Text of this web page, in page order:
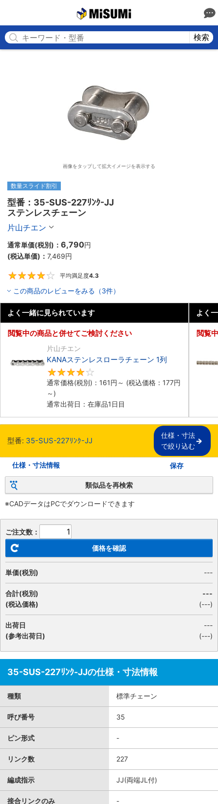
検索
画像をタップして拡大イメージを表示する
数量スライド割引
型番：35-SUS-227ﾘﾝｸ-JJ
ステンレスチェーン
片山チエン
通常単価(税別)： 6,790円
(税込単価)： 7,469円
平均満足度4.3
この商品のレビューをみる（3件）
よく一緒に見られています
閲覧中の商品と併せてご検討ください
片山チエン
KANAステンレスローラチェーン 1列
通常価格(税別)： 161円 ～ (税込価格： 177円
～)
通常出荷日：在庫品1日目
よく
閲覧
型番: 35-SUS-227ﾘﾝｸ-JJ
仕様・寸法
で絞り込む
仕様・寸法情報 保存
類似品を再検索
※CADデータはPCでダウンロードできます
ご注文数：
価格を確認
単価(税別) ---
合計(税別)
(税込価格)
---
(---)
出荷日
(参考出荷日)
---
(---)
35-SUS-227ﾘﾝｸ-JJの仕様・寸法情報
種類 標準チェーン
呼び番号 35
ピン形式 -
リンク数 227
編成指示 JJ(両端JL付)
接合リンクのみ -